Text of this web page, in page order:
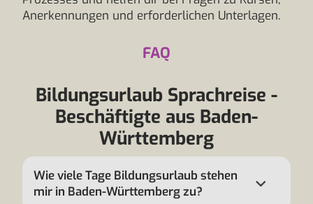
Anerkennungen und erforderlichen Unterlagen.
FAQ
Bildungsurlaub Sprachreise -
Beschäftigte aus Baden-
Württemberg
Wie viele Tage Bildungsurlaub stehen
mir in Baden-Württemberg zu?